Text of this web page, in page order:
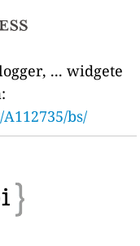
... widgete
bs/